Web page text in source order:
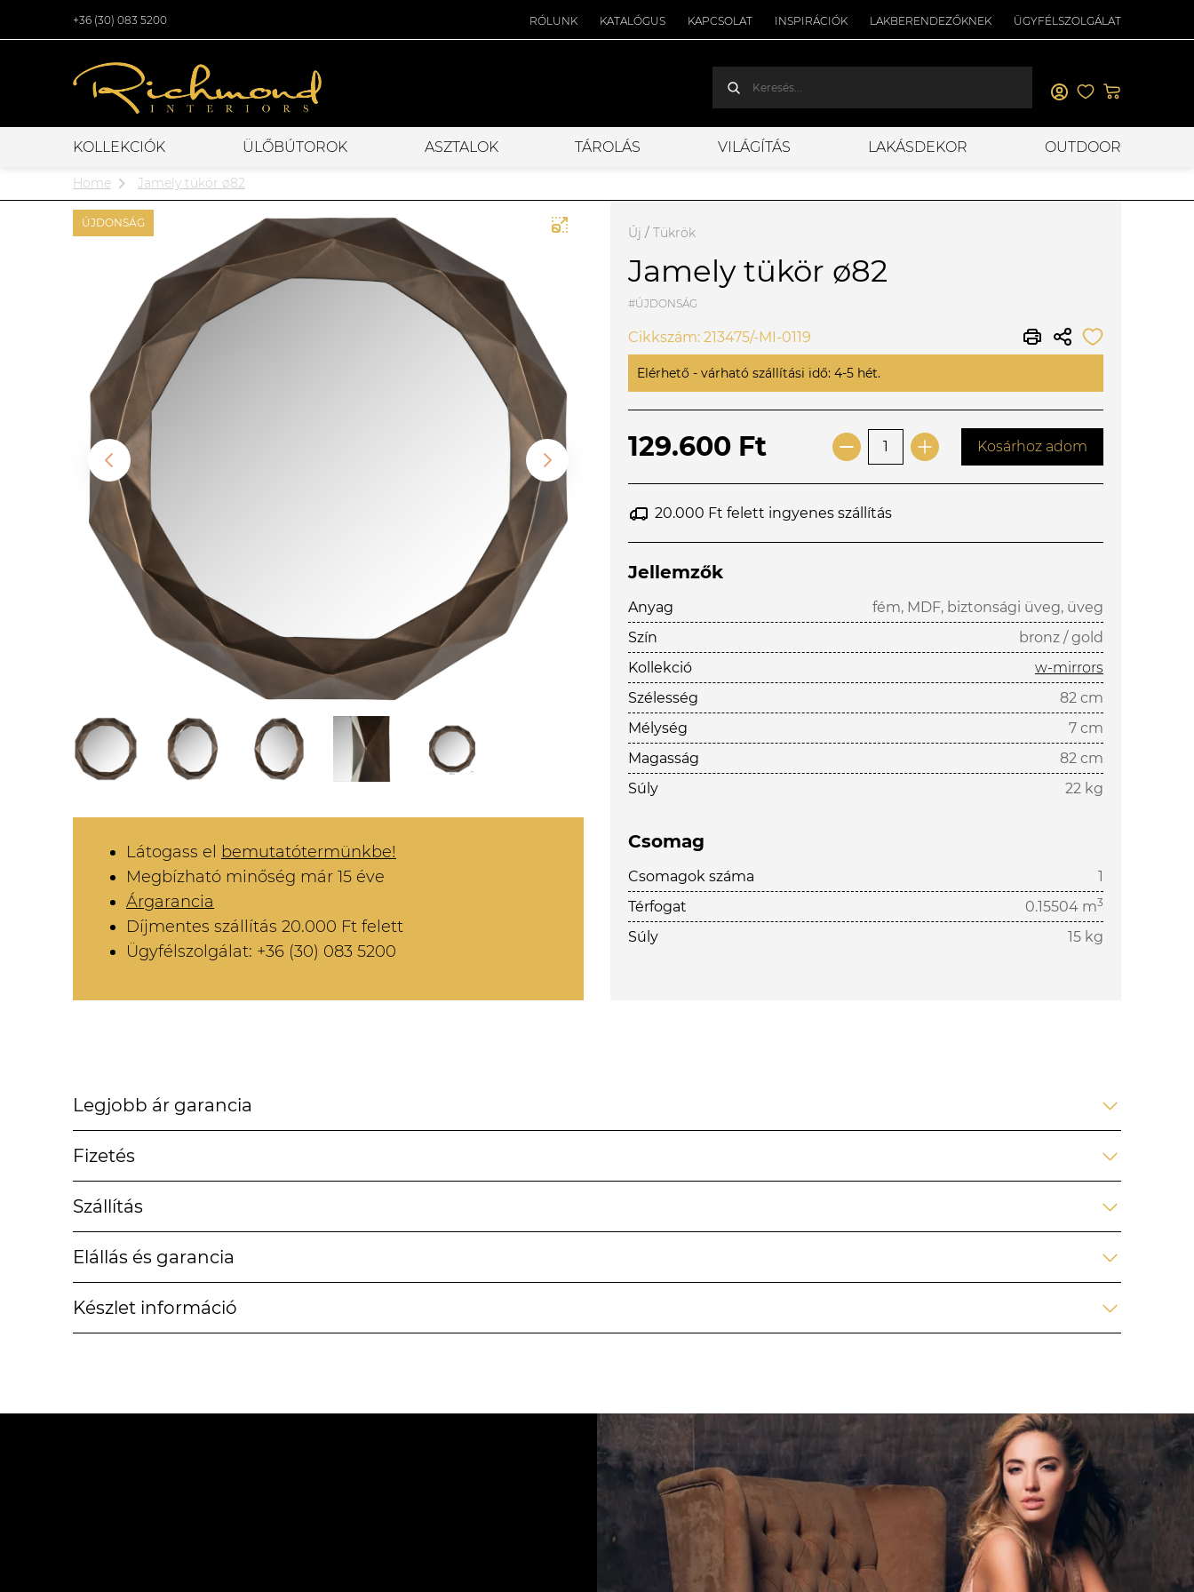
+36 (30) 083 5200 RÓLUNK KATALÓGUS KAPCSOLAT INSPIRÁCIÓK LAKBERENDEZŐKNEK ÜGYFÉLSZOLGÁLAT
KOLLEKCIÓK ÜLŐBÚTOROK ASZTALOK TÁROLÁS VILÁGÍTÁS LAKÁSDEKOR OUTDOOR
Home Jamely tükör ø82
ÚJDONSÁG
Látogass el bemutatótermünkbe!
Megbízható minőség már 15 éve
Árgarancia
Díjmentes szállítás 20.000 Ft felett
Ügyfélszolgálat: +36 (30) 083 5200
Új / Tükrök
Jamely tükör ø82
#ÚJDONSÁG
Cikkszám: 213475/-MI-0119
Elérhető - várható szállítási idő: 4-5 hét.
129.600 Ft Kosárhoz adom
20.000 Ft felett ingyenes szállítás
Jellemzők
Anyag
fém, MDF, biztonsági üveg, üveg
Szín
bronz / gold
Kollekció
w-mirrors
Szélesség
82 cm
Mélység
7 cm
Magasság
82 cm
Súly
22 kg
Csomag
Csomagok száma
1
Térfogat
0.15504 m3
Súly 15 kg
Legjobb ár garancia
Fizetés
Szállítás
Elállás és garancia
Készlet információ